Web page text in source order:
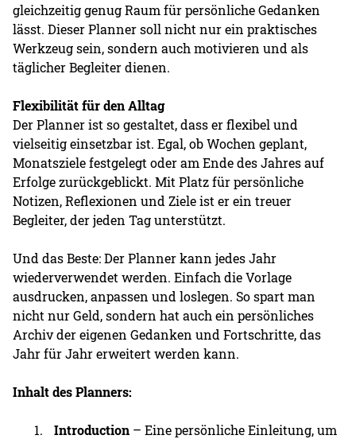
gleichzeitig genug Raum für persönliche Gedanken
lässt. Dieser Planner soll nicht nur ein praktisches
Werkzeug sein, sondern auch motivieren und als
täglicher Begleiter dienen.
Flexibilität für den Alltag
Der Planner ist so gestaltet, dass er flexibel und
vielseitig einsetzbar ist. Egal, ob Wochen geplant,
Monatsziele festgelegt oder am Ende des Jahres auf
Erfolge zurückgeblickt. Mit Platz für persönliche
Notizen, Reflexionen und Ziele ist er ein treuer
Begleiter, der jeden Tag unterstützt.
Und das Beste: Der Planner kann jedes Jahr
wiederverwendet werden. Einfach die Vorlage
ausdrucken, anpassen und loslegen. So spart man
nicht nur Geld, sondern hat auch ein persönliches
Archiv der eigenen Gedanken und Fortschritte, das
Jahr für Jahr erweitert werden kann.
Inhalt des Planners:
Introduction – Eine persönliche Einleitung, um